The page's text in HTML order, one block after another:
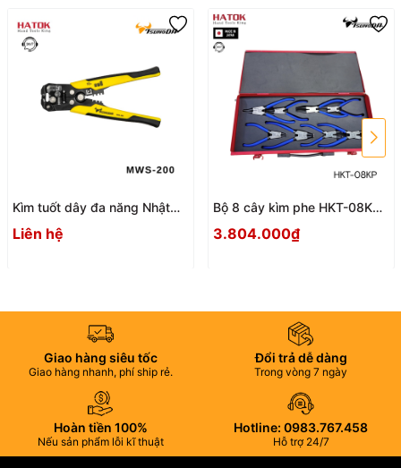
Kìm tuốt dây đa năng Nhật
Bản Tsunoda MWS-200
Liên hệ
Bộ 8 cây kìm phe HKT-08KP
3.804.000₫
Giao hàng siêu tốc
Giao hàng nhanh, phí ship rẻ.
Đổi trả dễ dàng
Trong vòng 7 ngày
Hoàn tiền 100%
Nếu sản phẩm lỗi kĩ thuật
Hotline: 0983.767.458
Hỗ trợ 24/7